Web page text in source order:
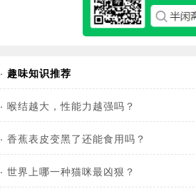
· 趣味知识推荐
· 喉结越大，性能力越强吗？
· 香蕉表皮变黑了还能食用吗？
· 世界上哪一种猫咪最凶狠？